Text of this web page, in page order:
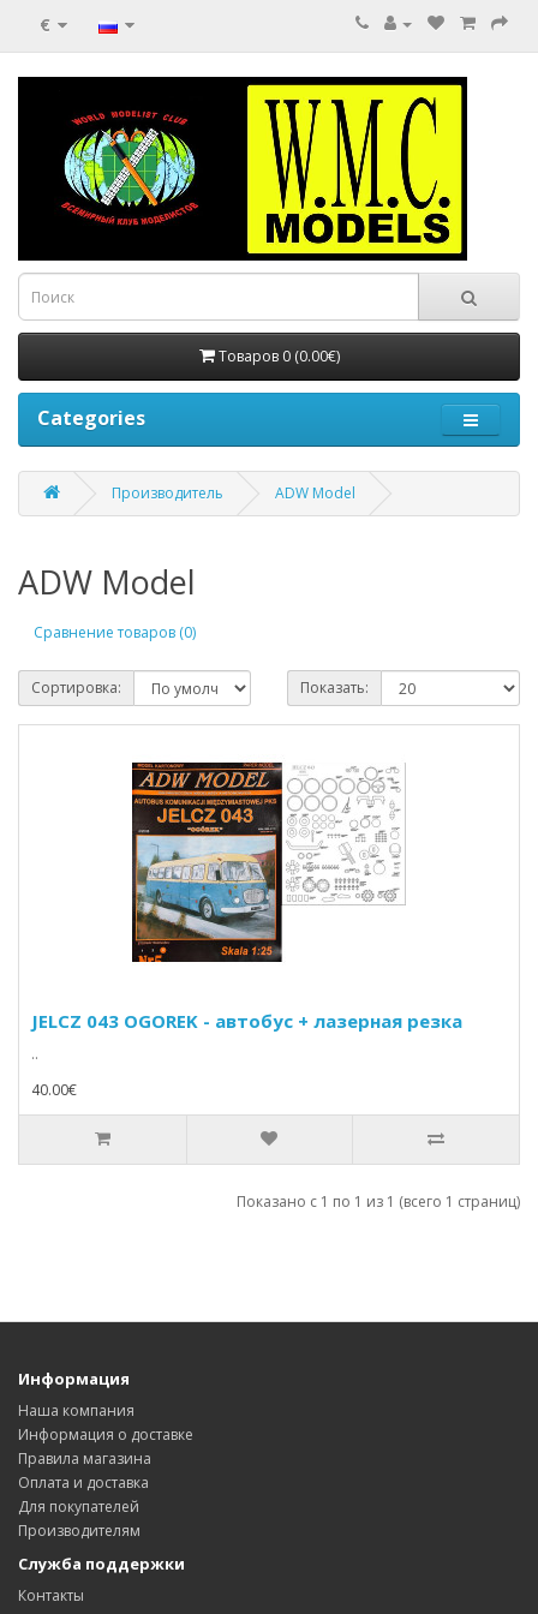
€
Товаров 0 (0.00€)
Categories
Производитель ADW Model
ADW Model
Сравнение товаров (0)
Сортировка: Показать:
JELCZ 043 OGOREK - автобус + лазерная резка
..
40.00€
Показано с 1 по 1 из 1 (всего 1 страниц)
Информация
Наша компания
Информация о доставке
Правила магазина
Оплата и доставка
Для покупателей
Производителям
Служба поддержки
Контакты